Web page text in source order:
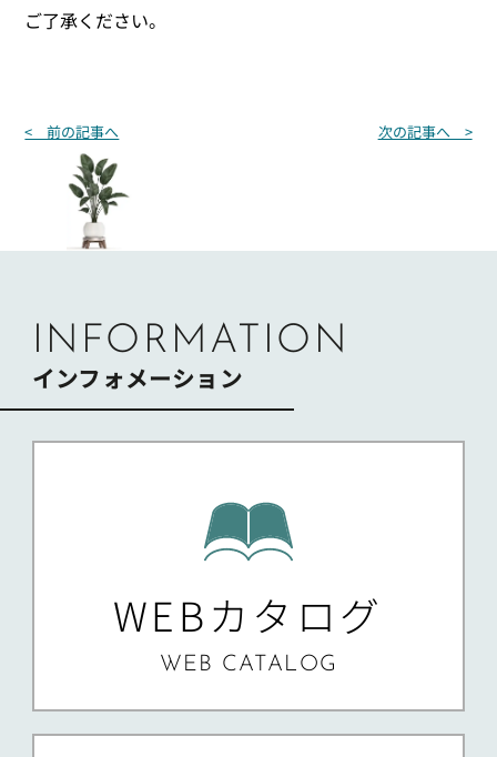
ご了承ください。
投
シ
< 前の記事へ 次の記事へ >
INFORMATION
インフォメーション
WEBカタログ
WEB CATALOG